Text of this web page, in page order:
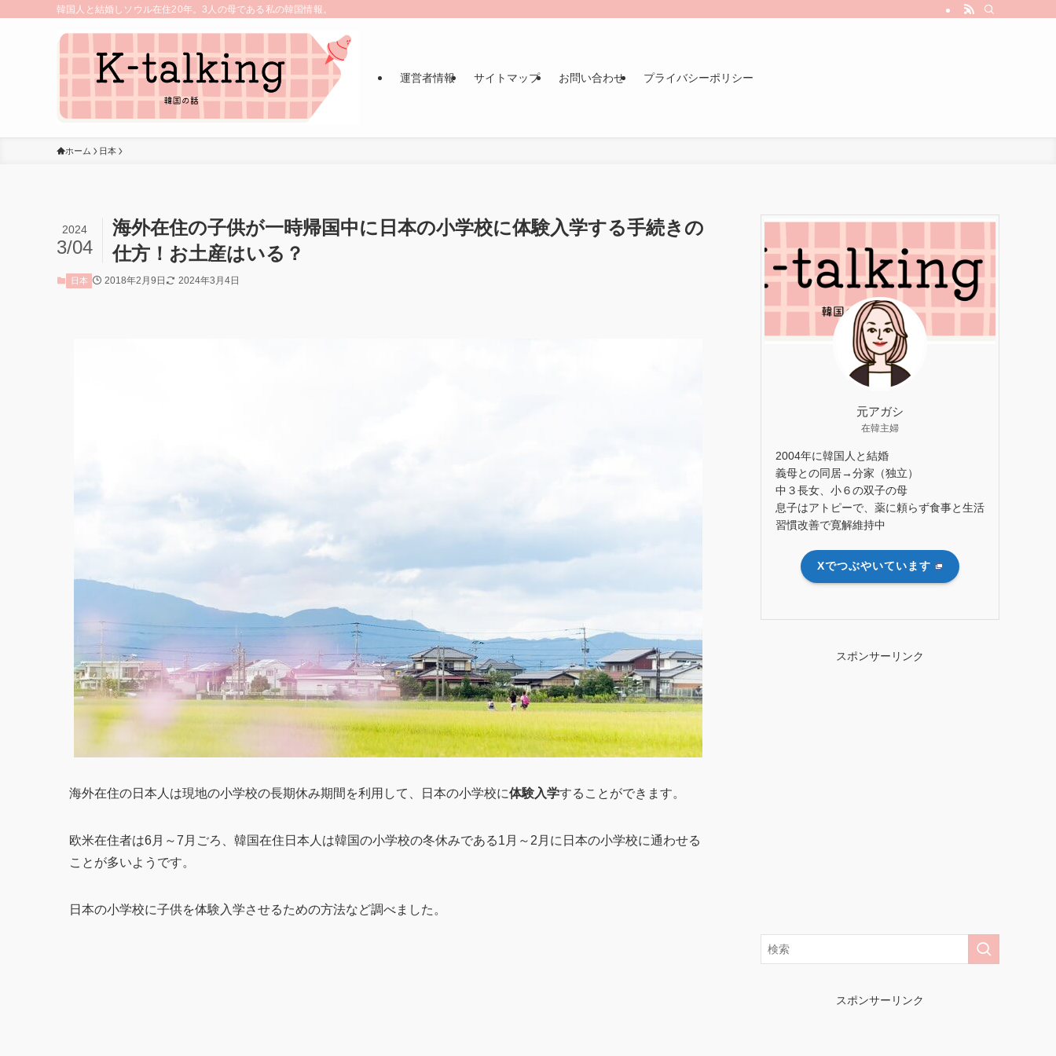
韓国人と結婚しソウル在住20年。3人の母である私の韓国情報。
運営者情報 サイトマップ お問い合わせ プライバシーポリシー
ホーム 日本
海外在住の子供が一時帰国中に日本の小学校に体験入学する手続きの
仕方！お土産はいる？
2024
3/04
日本 2018年2月9日 2024年3月4日
海外在住の日本人は現地の小学校の長期休み期間を利用して、日本の小学校に体験入学することができます。
欧米在住者は6月～7月ごろ、韓国在住日本人は韓国の小学校の冬休みである1月～2月に日本の小学校に通わせる
ことが多いようです。
日本の小学校に子供を体験入学させるための方法など調べました。
元アガシ
在韓主婦
2004年に韓国人と結婚
義母との同居→分家（独立）
中３長女、小６の双子の母
息子はアトピーで、薬に頼らず食事と生活
習慣改善で寛解維持中
Xでつぶやいています
スポンサーリンク
スポンサーリンク